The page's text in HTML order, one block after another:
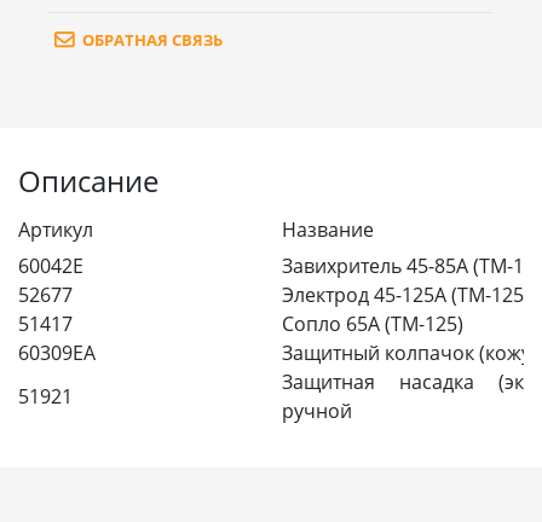
ОБРАТНАЯ СВЯЗЬ
Описание
Артикул
Название
60042E
Завихритель 45-85А (TM-
52677
Электрод 45-125А (TM-125)
51417
Сопло 65А (TM-125)
60309EA
Защитный колпачок
51921
Защитная насадка
ручной